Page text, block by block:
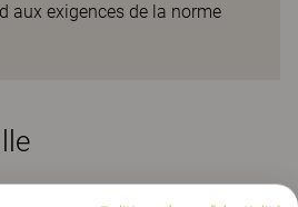
aux exigences de la norme